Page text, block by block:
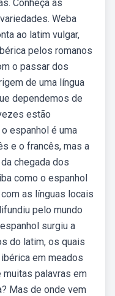
Conheça as
Weba
ao latim vulgar,
pelos romanos
o passar dos
de uma língua
dependemos de
estão
espanhol é uma
e o francês, mas a
chegada dos
como o espanhol
as línguas locais
pelo mundo
surgiu a
do latim, os quais
em meados
palavras em
Mas de onde vem